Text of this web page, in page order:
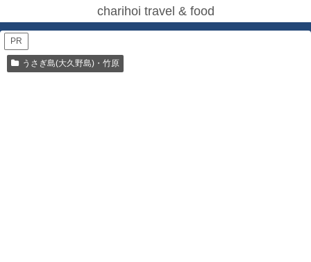
charihoi travel & food
PR
うさぎ島(大久野島)・竹原